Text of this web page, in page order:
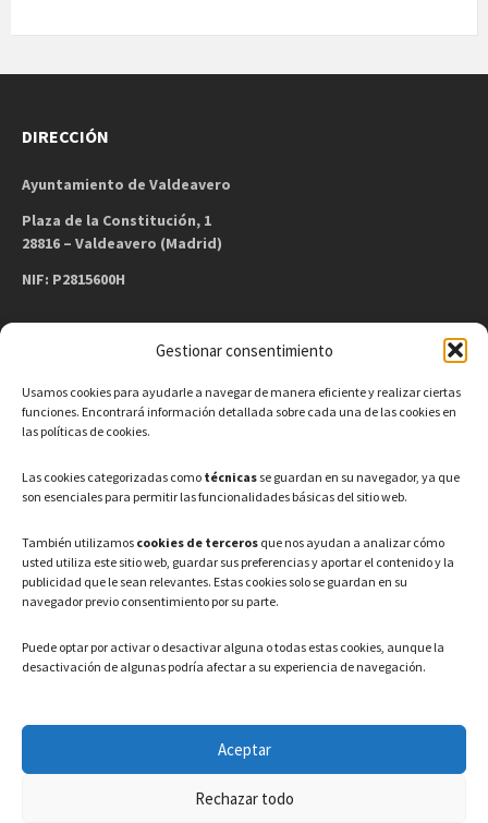
Gestionar consentimiento
Usamos cookies para ayudarle a navegar de manera eficiente y realizar ciertas
funciones. Encontrará información detallada sobre cada una de las cookies en
las políticas de cookies.
Las cookies categorizadas como técnicas se guardan en su navegador, ya que
son esenciales para permitir las funcionalidades básicas del sitio web.
También utilizamos cookies de terceros que nos ayudan a analizar cómo
usted utiliza este sitio web, guardar sus preferencias y aportar el contenido y la
publicidad que le sean relevantes. Estas cookies solo se guardan en su
navegador previo consentimiento por su parte.
Puede optar por activar o desactivar alguna o todas estas cookies, aunque la
desactivación de algunas podría afectar a su experiencia de navegación.
Aceptar
Rechazar todo
DIRECCIÓN
Ayuntamiento de Valdeavero
Plaza de la Constitución, 1
28816 – Valdeavero (Madrid)
NIF: P2815600H
Teléfono: 91 886 44 62
Correo Electrónico:
HORARIO
Lunes a Viernes: 08:00h – 15:00h
LEGAL
Política de privacidad–Aviso Legal–Política de cookies
Registro de actividades de Tratamiento